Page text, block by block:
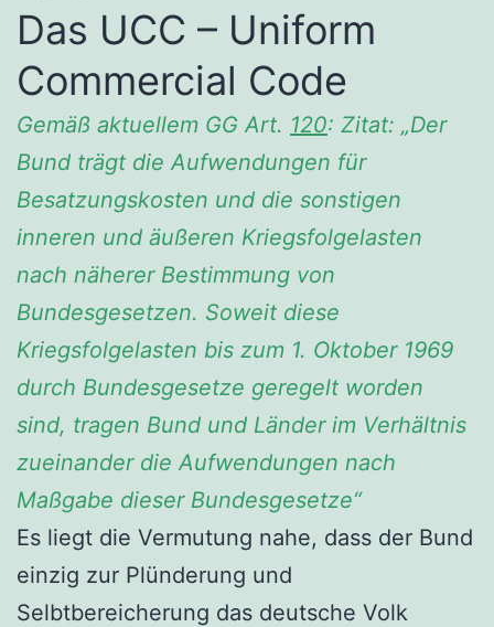
Das UCC – Uniform
Commercial Code
Gemäß aktuellem GG Art. 120: Zitat: „Der
Bund trägt die Aufwendungen für
Besatzungskosten und die sonstigen
inneren und äußeren Kriegsfolgelasten
nach näherer Bestimmung von
Bundesgesetzen. Soweit diese
Kriegsfolgelasten bis zum 1. Oktober 1969
durch Bundesgesetze geregelt worden
sind, tragen Bund und Länder im Verhältnis
zueinander die Aufwendungen nach
Maßgabe dieser Bundesgesetze“
Es liegt die Vermutung nahe, dass der Bund
einzig zur Plünderung und
Selbtbereicherung das deutsche Volk